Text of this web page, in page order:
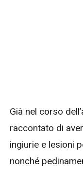
Già nel corso
raccontato di
ingiurie e lesioni
nonché